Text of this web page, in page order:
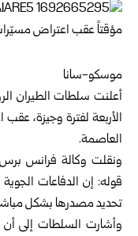
موسكو-سانا
أعلنت سلطات الطيران
الأربعة لفترة وجيزة،
العاصمة.
ونقلت وكالة فرانس
تحديد مصدرها بشكل
وأشارت السلطات إلى أن